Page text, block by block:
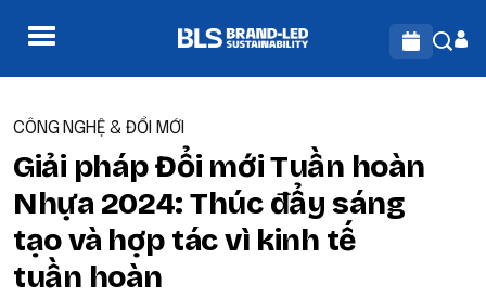
CÔNG NGHỆ & ĐỔI MỚI
Giải pháp Đổi mới Tuần hoàn
Nhựa 2024: Thúc đẩy sáng
tạo và hợp tác vì kinh tế
tuần hoàn